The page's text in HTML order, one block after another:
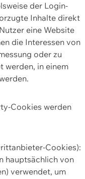
der Login-
Inhalte direkt
eine Website
die Interessen von
oder zu
werden, in einem
Cookies werden
Cookies):
hauptsächlich von
verwendet, um